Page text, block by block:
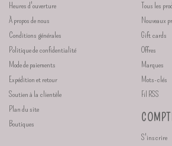
Heures d'ouverture
À propos de nous
Conditions générales
Politique de confidentialité
Mode de paiements
Expédition et retour
Soutien à la clientèle
Plan du site
Boutiques
Tous les
Nouveaux
Gift cards
Offres
Marques
Mots-clés
Fil RSS
S'inscrire